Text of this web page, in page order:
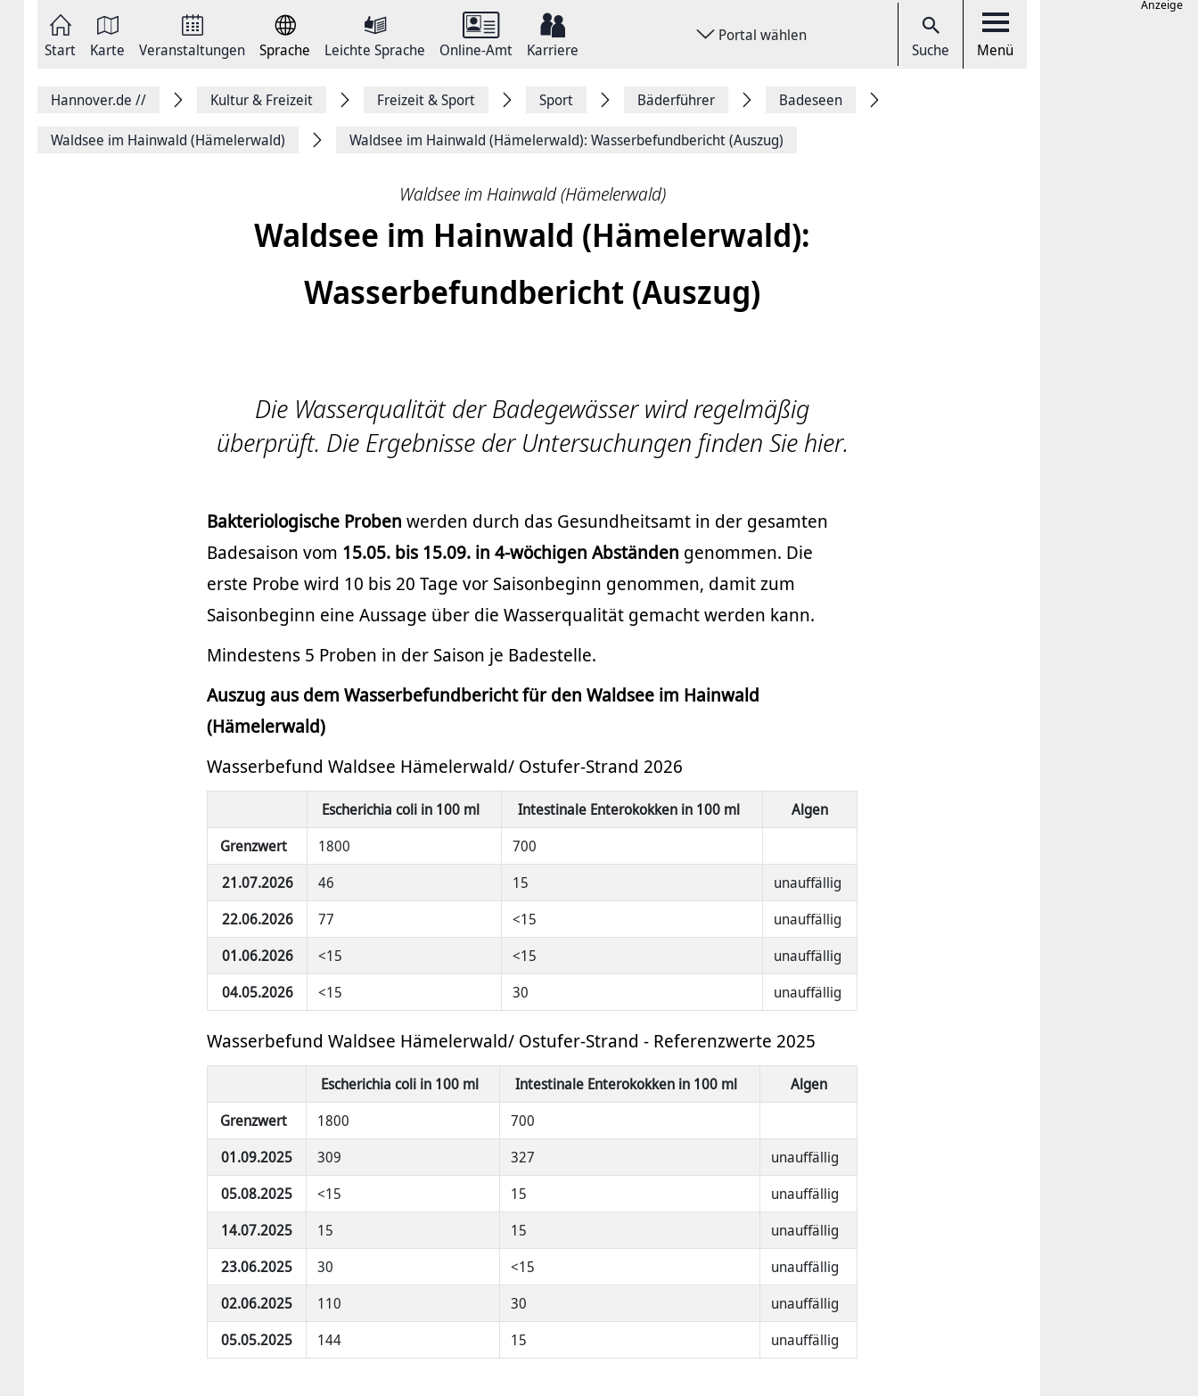
springen
Start Karte Veranstaltungen Sprache Leichte Sprache Online-Amt Karriere
Portal wählen
Suche Menü
FacebookHannover.de // Kultur & Freizeit Freizeit & Sport Sport Bäderführer Badeseen
Waldsee im Hainwald (Hämelerwald) Waldsee im Hainwald (Hämelerwald): Wasserbefundbericht (Auszug)
Waldsee im Hainwald (Hämelerwald)
Waldsee im Hainwald (Hämelerwald):
Wasserbefundbericht (Auszug)
Die Wasserqualität der Badegewässer wird regelmäßig
überprüft. Die Ergebnisse der Untersuchungen finden Sie hier.
Bakteriologische Proben werden durch das Gesundheitsamt in der gesamten
Badesaison vom 15.05. bis 15.09. in 4-wöchigen Abständen genommen. Die
erste Probe wird 10 bis 20 Tage vor Saisonbeginn genommen, damit zum
Saisonbeginn eine Aussage über die Wasserqualität gemacht werden kann.
Mindestens 5 Proben in der Saison je Badestelle.
Auszug aus dem Wasserbefundbericht für den Waldsee im Hainwald
(Hämelerwald)
Wasserbefund Waldsee Hämelerwald/ Ostufer-Strand 2026
Escherichia coli in 100 ml Intestinale Enterokokken in 100 ml
Algen
Grenzwert
1800
700
21.07.2026
46 15
unauffällig
22.06.2026
77 <15
unauffällig
01.06.2026
<15 <15
unauffällig
04.05.2026
<15 30 unauffällig
Wasserbefund Waldsee Hämelerwald/ Ostufer-Strand - Referenzwerte 2025
Escherichia coli in 100 ml Intestinale Enterokokken in 100 ml
Algen
Grenzwert
1800
700
01.09.2025
309 327
unauffällig
05.08.2025
<15 15
unauffällig
14.07.2025
15 15
unauffällig
23.06.2025
30 <15
unauffällig
02.06.2025
110 30
unauffällig
05.05.2025
144 15 unauffällig
Anzeige